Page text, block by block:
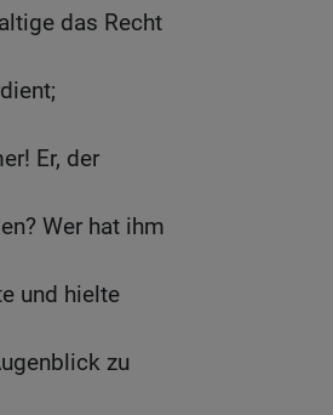
das Recht
Er, der
Wer hat ihm
und hielte
zu